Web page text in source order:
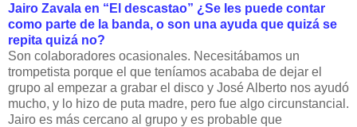
Jairo Zavala en “El descastao” ¿Se les puede contar
como parte de la banda, o son una ayuda que quizá se
repita quizá no?
Son colaboradores ocasionales. Necesitábamos un
trompetista porque el que teníamos acababa de dejar el
grupo al empezar a grabar el disco y José Alberto nos ayudó
mucho, y lo hizo de puta madre, pero fue algo circunstancial.
Jairo es más cercano al grupo y es probable que